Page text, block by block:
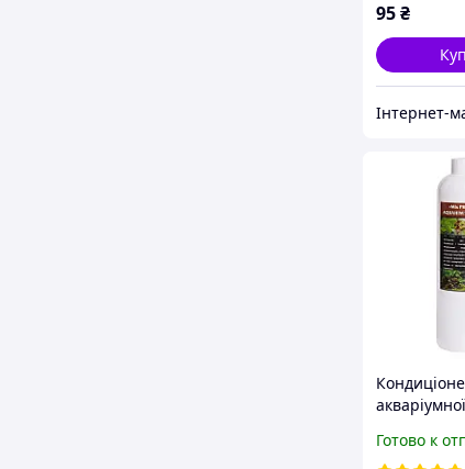
95₴
Proffi, 0.5 л
Готово к